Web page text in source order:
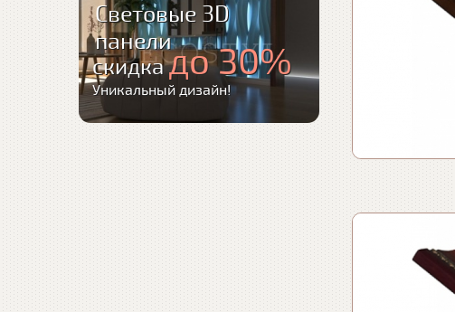
Световые 3D
панели
скидкадо 30%
Уникальный дизайн!